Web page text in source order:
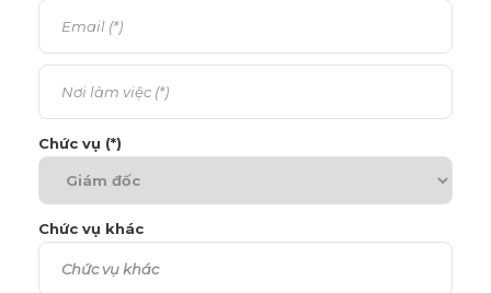
Chức vụ (*)
Chức vụ khác